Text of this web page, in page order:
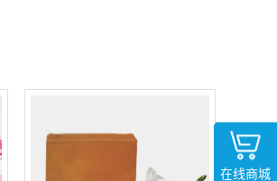
在线商城